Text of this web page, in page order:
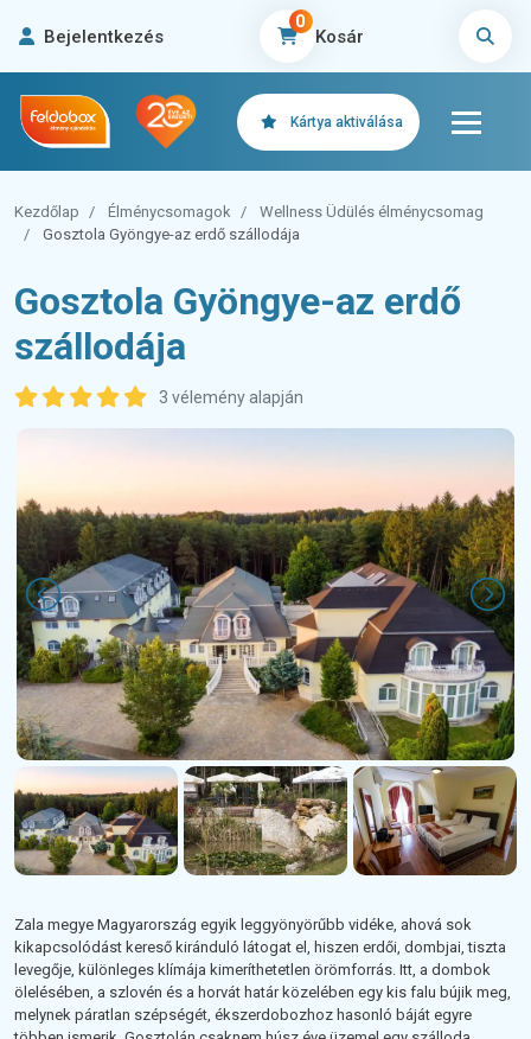
Bejelentkezés Kosár
0
Kártya aktiválása
Kezdőlap Élménycsomagok
Wellness Üdülés élménycsomag
Gosztola Gyöngye-az erdő szállodája
Gosztola Gyöngye-az erdő
szállodája
3 vélemény alapján
Zala megye Magyarország egyik leggyönyörűbb vidéke, ahová sok
kikapcsolódást kereső kiránduló látogat el, hiszen erdői, dombjai, tiszta
levegője, különleges klímája kimeríthetetlen örömforrás. Itt, a dombok
ölelésében, a szlovén és a horvát határ közelében egy kis falu bújik meg,
melynek páratlan szépségét, ékszerdobozhoz hasonló báját egyre